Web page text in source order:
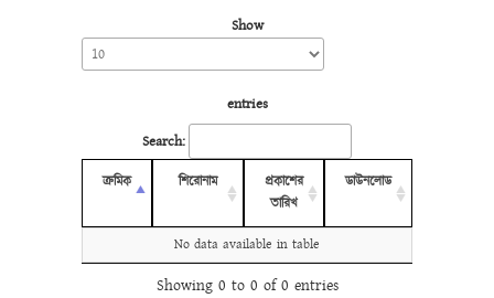
Show
entries
Search:
ক্রমিক শিরোনাম
প্রকাশের
তারিখ
ডাউনলোড
No data available in table
Showing 0 to 0 of 0 entries